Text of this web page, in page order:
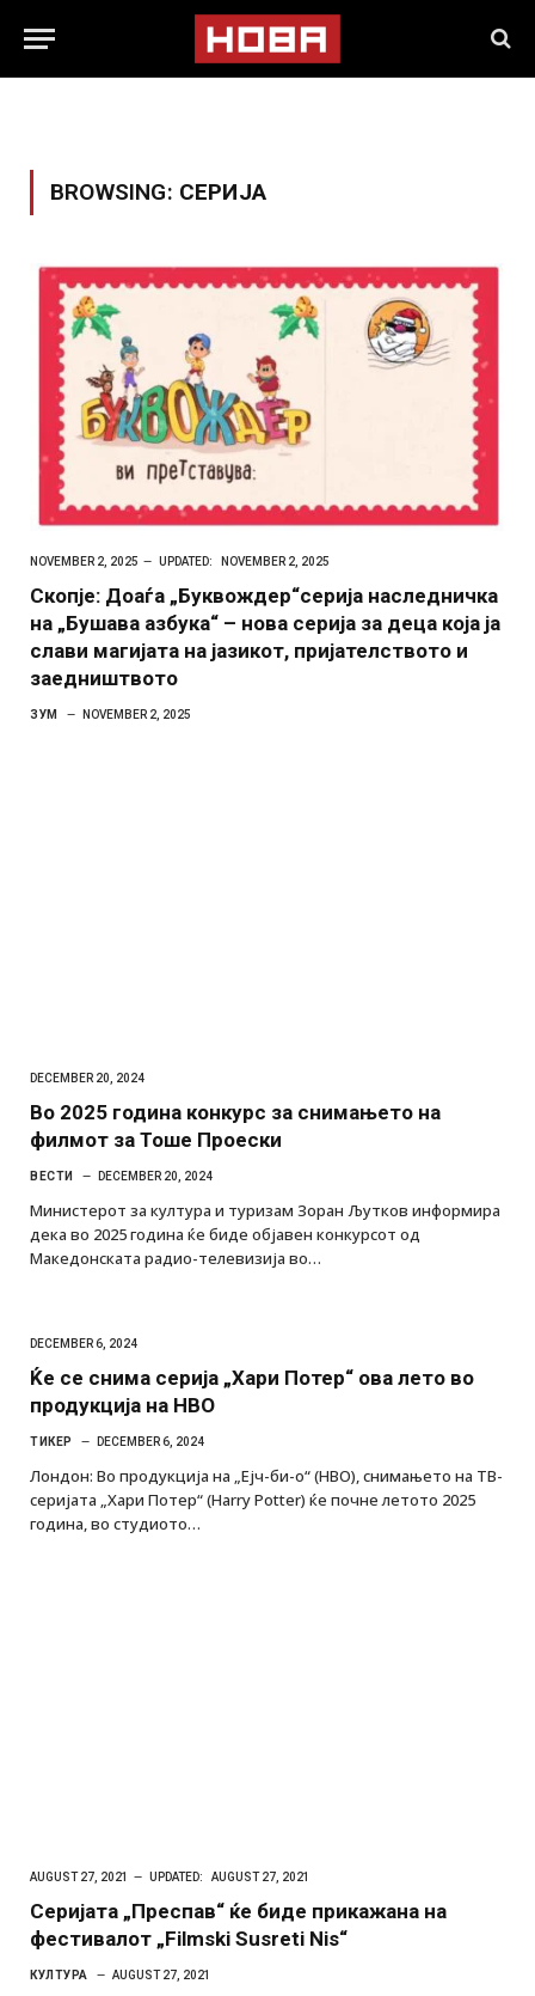
BROWSING: СЕРИЈА
NOVEMBER 2, 2025 UPDATED: NOVEMBER 2, 2025
Скопје: Доаѓа „Буквождер“серија наследничка
на „Бушава азбука“ – нова серија за деца која ја
слави магијата на јазикот, пријателството и
заедништвото
ЗУМ NOVEMBER 2, 2025
DECEMBER 20, 2024
Во 2025 година конкурс за снимањето на
филмот за Тоше Проески
ВЕСТИ DECEMBER 20, 2024
Министерот за култура и туризам Зоран Љутков информира
дека во 2025 година ќе биде објавен конкурсот од
Македонската радио-телевизија во…
DECEMBER 6, 2024
Ќе се снима серија „Хари Потер“ ова лето во
продукција на HBO
ТИКЕР DECEMBER 6, 2024
Лондон: Во продукција на „Ејч-би-о“ (HBO), снимањето на ТВ-
серијата „Хари Потер“ (Harry Potter) ќе почне летото 2025
година, во студиото…
AUGUST 27, 2021 UPDATED: AUGUST 27, 2021
Серијата „Преспав“ ќе биде прикажана на
фестивалот „Filmski Susreti Nis“
КУЛТУРА AUGUST 27, 2021